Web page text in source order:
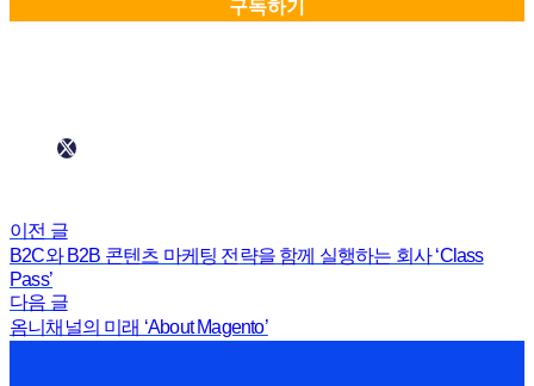
이전 글
B2C와 B2B 콘텐츠 마케팅 전략을 함께 실행하는 회사 ‘Class
Pass’
다음 글
옴니채널의 미래 ‘About Magento’